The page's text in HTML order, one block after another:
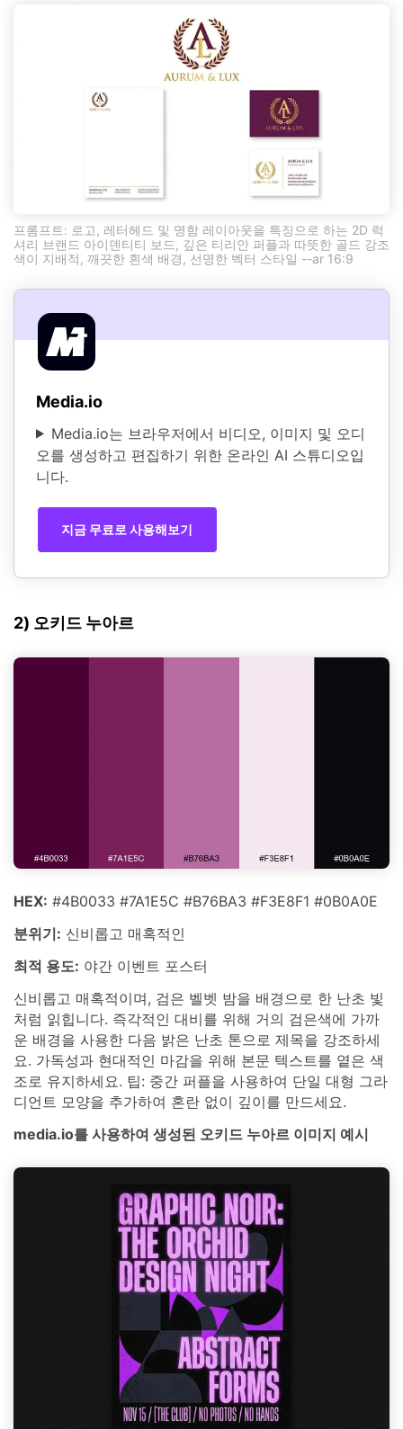
프롬프트: 로고, 레터헤드 및 명함 레이아웃을 특징으로 하는 2D 럭
셔리 브랜드 아이덴티티 보드, 깊은 티리안 퍼플과 따뜻한 골드 강조
색이 지배적, 깨끗한 흰색 배경, 선명한 벡터 스타일 --ar 16:9
Media.io
Media.io는 브라우저에서 비디오, 이미지 및 오디
오를 생성하고 편집하기 위한 온라인 AI 스튜디오입
니다.
지금 무료로 사용해보기
2) 오키드 누아르
HEX: #4B0033 #7A1E5C #B76BA3 #F3E8F1 #0B0A0E
분위기: 신비롭고 매혹적인
최적 용도: 야간 이벤트 포스터
신비롭고 매혹적이며, 검은 벨벳 밤을 배경으로 한 난초 빛
처럼 읽힙니다. 즉각적인 대비를 위해 거의 검은색에 가까
운 배경을 사용한 다음 밝은 난초 톤으로 제목을 강조하세
요. 가독성과 현대적인 마감을 위해 본문 텍스트를 옅은 색
조로 유지하세요. 팁: 중간 퍼플을 사용하여 단일 대형 그라
디언트 모양을 추가하여 혼란 없이 깊이를 만드세요.
media.io를 사용하여 생성된 오키드 누아르 이미지 예시